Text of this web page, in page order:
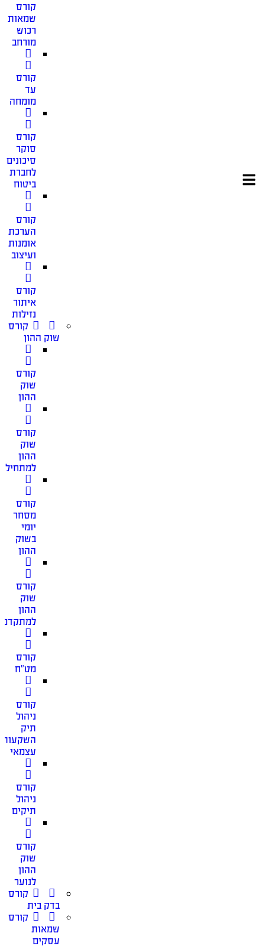
קורס
שמאות
רכוש
מורחב
קורס
עד
מומחה
קורס
סוקר
סיכונים
לחברת
ביטוח
קורס
הערכת
אומנות
ועיצוב
קורס
איתור
נזילות
קורס
שוק ההון
קורס
שוק
ההון
קורס
שוק
ההון
קורס
מסחר
יומי
בשוק
ההון
קורס
שוק
ההון
קורס
מט”ח
קורס
ניהול
תיק
השקעות
עצמאי
קורס
ניהול
תיקים
קורס
שוק
ההון
לנוער
קורס
בדק בית
קורס
שמאות
עסקים